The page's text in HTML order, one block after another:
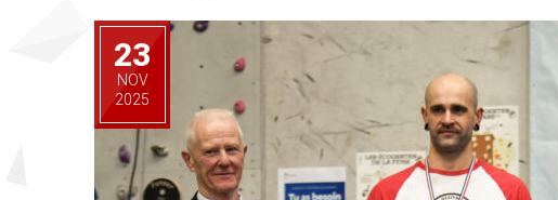
23
NOV
2025